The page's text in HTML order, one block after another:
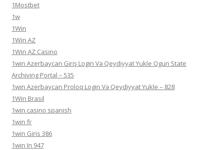
1Mostbet
1w
1Win
1Win AZ
1Win AZ Casino
1win Azerbaycan Giriş Login Və Qeydiyyat Yukle Ogun State
Archiving Portal – 535
1win Azerbaycan Proloq Login Və Qeydiyyat Yukle – 828
1Win Brasil
1win casino spanish
1win fr
1win Giris 386
1win In 947